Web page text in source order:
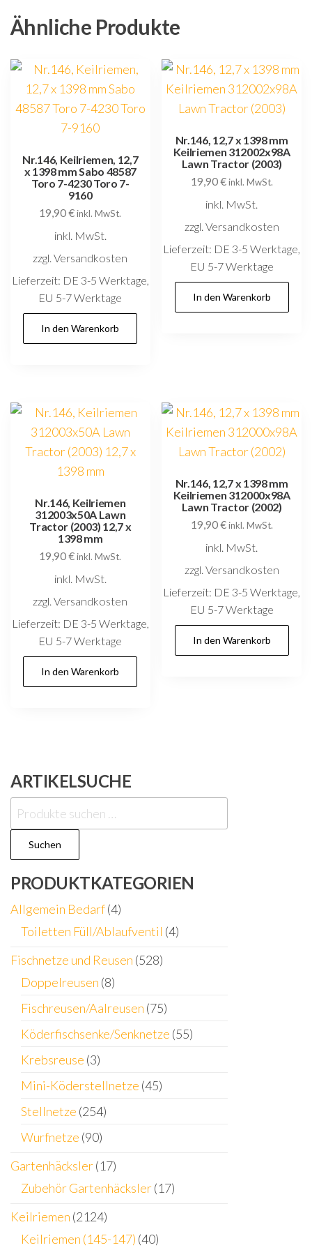
Ähnliche Produkte
Nr.146, Keilriemen, 12,7
x 1398 mm Sabo 48587
Toro 7-4230 Toro 7-
9160
19,90€ inkl. MwSt.
inkl. MwSt.
zzgl. Versandkosten
Lieferzeit: DE 3-5 Werktage,
EU 5-7 Werktage
In den Warenkorb
Nr.146, 12,7 x 1398 mm
Keilriemen 312002x98A
Lawn Tractor (2003)
19,90€ inkl. MwSt.
inkl. MwSt.
zzgl. Versandkosten
Lieferzeit: DE 3-5 Werktage,
EU 5-7 Werktage
In den Warenkorb
Nr.146, Keilriemen
312003x50A Lawn
Tractor (2003) 12,7 x
1398 mm
19,90€ inkl. MwSt.
inkl. MwSt.
zzgl. Versandkosten
Lieferzeit: DE 3-5 Werktage,
EU 5-7 Werktage
In den Warenkorb
Nr.146, 12,7 x 1398 mm
Keilriemen 312000x98A
Lawn Tractor (2002)
19,90€ inkl. MwSt.
inkl. MwSt.
zzgl. Versandkosten
Lieferzeit: DE 3-5 Werktage,
EU 5-7 Werktage
In den Warenkorb
ARTIKELSUCHE
Suchen
nach:
Suchen
PRODUKTKATEGORIEN
Allgemein Bedarf(4)
Toiletten Füll/Ablaufventil (4)
Fischnetze und Reusen (528)
Doppelreusen (8)
Fischreusen/Aalreusen (75)
Köderfischsenke/Senknetze (55)
Krebsreuse (3)
Mini-Köderstellnetze (45)
Stellnetze (254)
Wurfnetze (90)
Gartenhäcksler(17)
Zubehör Gartenhäcksler(17)
Keilriemen (2124)
Keilriemen (145-147) (40)